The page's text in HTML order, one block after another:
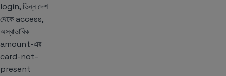
login, ভিন্ন দেশ
থেকে access,
অস্বাভাবিক
amount-এর
card-not-
present